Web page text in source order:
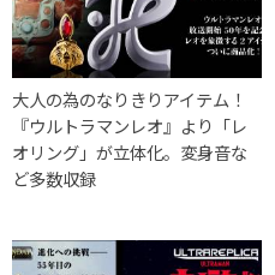
大人の為のなりきりアイテム！
『ウルトラマンレオ』より「レ
オリング」が立体化。変身音な
ど多数収録